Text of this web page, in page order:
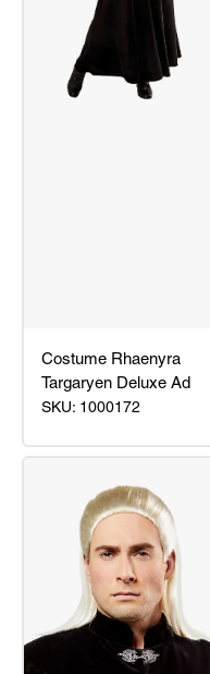
Costume
Targaryen
Costume Rhaenyra
Targaryen Deluxe Ad
SKU: 1000172